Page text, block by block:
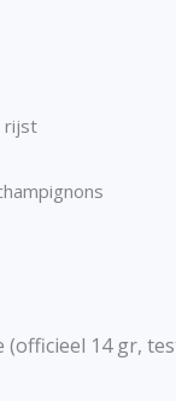
rijst
14 gr,